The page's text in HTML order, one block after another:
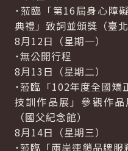
˙蒞臨「第16屆身心障
典禮」致詞並頒獎（臺
8月12日（星期一）
˙無公開行程
8月13日（星期二）
˙蒞臨「102年度全國矯
技訓作品展」參觀作
（國父紀念館）
8月14日（星期三）
˙蒞臨「兩岸連鎖品牌